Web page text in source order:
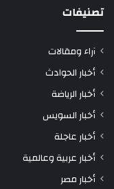
تصنيفات
آراء ومقالات
أخبار الحوادث
أخبار الرياضة
أخبار السويس
أخبار عاجلة
أخبار عربية وعالمية
أخبار مصر